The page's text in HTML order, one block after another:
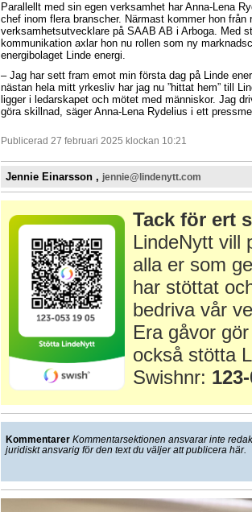
Parallellt med sin egen verksamhet har Anna-Lena
chef inom flera branscher. Närmast kommer hon
verksamhetsutvecklare på SAAB AB i Arboga. Med
kommunikation axlar hon nu rollen som ny
energibolaget Linde energi.
– Jag har sett fram emot min första dag på Linde
nästan hela mitt yrkesliv har jag nu ”hittat hem” till
ligger i ledarskapet och mötet med människor. Jag
göra skillnad, säger Anna-Lena Rydelius i ett
Publicerad 27 februari 2025 klockan 10:21
Jennie Einarsson , jennie@lindenytt.com
Tack för ert
LindeNytt vill
alla er som
har stöttat
bedriva vår
Era gåvor
också stötta
Swishnr:
Kommentarer Kommentarsektionen ansvarar inte
juridiskt ansvarig för den text du väljer att publicera här.